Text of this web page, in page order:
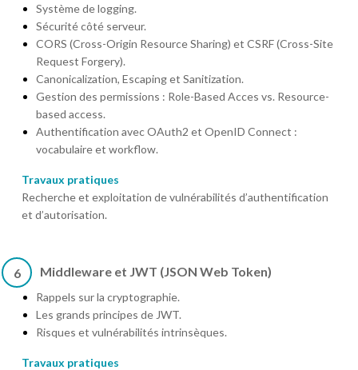
Système de logging.
Sécurité côté serveur.
CORS (Cross-Origin Resource Sharing) et CSRF (Cross-Site
Request Forgery).
Canonicalization, Escaping et Sanitization.
Gestion des permissions : Role-Based Acces vs. Resource-
based access.
Authentification avec OAuth2 et OpenID Connect :
vocabulaire et workflow.
Travaux pratiques
Recherche et exploitation de vulnérabilités d’authentification
et d’autorisation.
6 Middleware et JWT (JSON Web Token)
Rappels sur la cryptographie.
Les grands principes de JWT.
Risques et vulnérabilités intrinsèques.
Travaux pratiques